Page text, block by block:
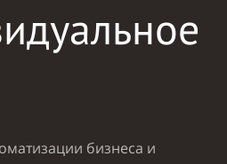
бизнеса и